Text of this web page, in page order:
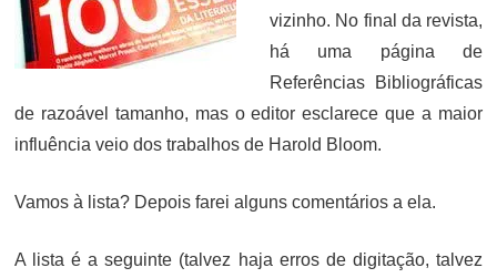
vizinho. No final da revista,
há uma página de
Referências Bibliográficas
de razoável tamanho, mas o editor esclarece que a maior
influência veio dos trabalhos de Harold Bloom.
Vamos à lista? Depois farei alguns comentários a ela.
A lista é a seguinte (talvez haja erros de digitação, talvez